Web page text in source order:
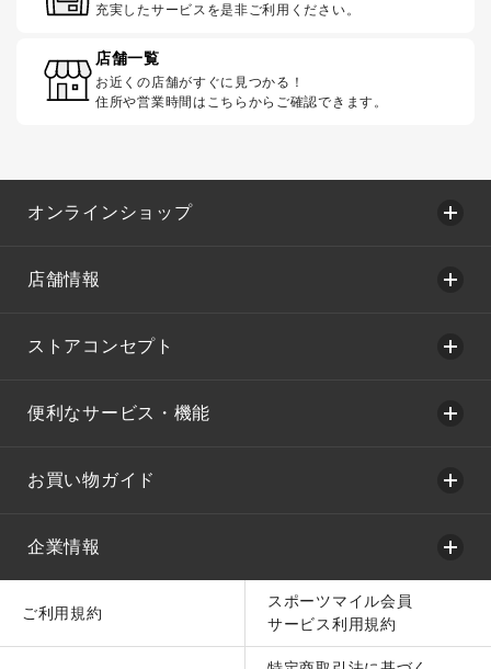
充実したサービスを是非ご利用ください。
店舗一覧
お近くの店舗がすぐに見つかる！
住所や営業時間はこちらからご確認できます。
オンラインショップ
店舗情報
ストアコンセプト
便利なサービス・機能
お買い物ガイド
企業情報
ご利用規約
スポーツマイル会員
サービス利用規約